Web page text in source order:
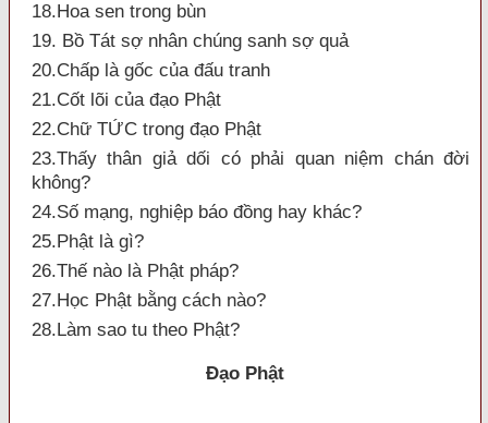
18.Hoa sen trong bùn
19. Bồ Tát sợ nhân chúng sanh sợ quả
20.Chấp là gốc của đấu tranh
21.Cốt lõi của đạo Phật
22.Chữ TỨC trong đạo Phật
23.Thấy thân giả dối có phải quan niệm chán đời
không?
24.Số mạng, nghiệp báo đồng hay khác?
25.Phật là gì?
26.Thế nào là Phật pháp?
27.Học Phật bằng cách nào?
28.Làm sao tu theo Phật?
Ðạo Phật